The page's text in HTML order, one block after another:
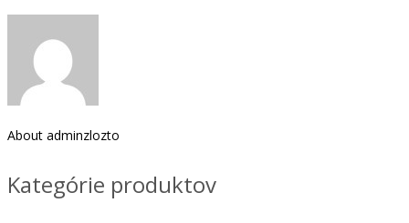
About adminzlozto
Kategórie produktov